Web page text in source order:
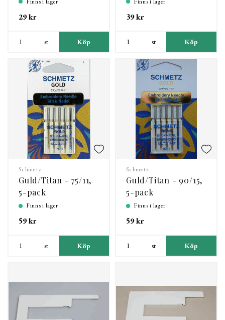
29 kr
st Köp
39 kr
st Köp
Schmetz
Guld/Titan - 75/11,
5-pack
Finns i lager
59 kr
st Köp
Schmetz
Guld/Titan - 90/15,
5-pack
Finns i lager
59 kr
st Köp